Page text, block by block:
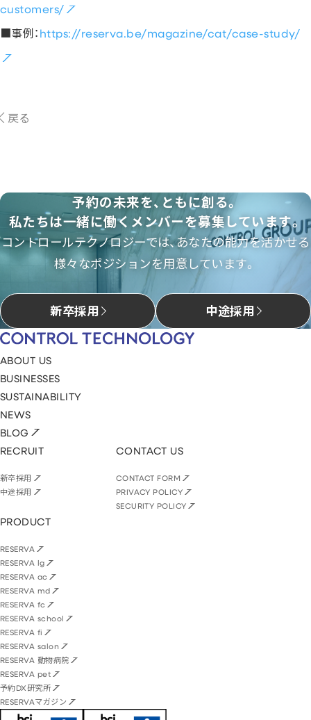
customers/
■事例：https://reserva.be/magazine/cat/case-study/
戻る
予約の未来を、ともに創る。
私たちは一緒に働くメンバーを募集しています。
コントロールテクノロジーでは、あなたの能力を活かせる
様々なポジションを用意しています。
新卒採用 中途採用
ABOUT US
BUSINESSES
SUSTAINABILITY
NEWS
BLOG
RECRUIT
新卒採用
中途採用
CONTACT US
CONTACT FORM
PRIVACY POLICY
SECURITY POLICY
PRODUCT
RESERVA
RESERVA lg
RESERVA ac
RESERVA md
RESERVA fc
RESERVA school
RESERVA fi
RESERVA salon
RESERVA 動物病院
RESERVA pet
予約DX研究所
RESERVAマガジン